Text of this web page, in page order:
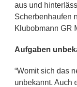
aus und
Scherbenhaufen
Klubobmann GR
Aufgaben
“Womit sich das
unbekannt. Auch